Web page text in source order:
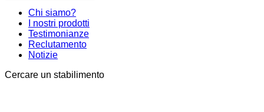
Chi siamo?
I nostri prodotti
Testimonianze
Reclutamento
Notizie
Cercare un stabilimento